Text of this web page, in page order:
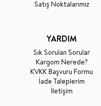
Satış Noktalarımız
YARDIM
Sık Sorulan Sorular
Kargom Nerede?
KVKK Başvuru Formu
İade Taleplerim
İletişim